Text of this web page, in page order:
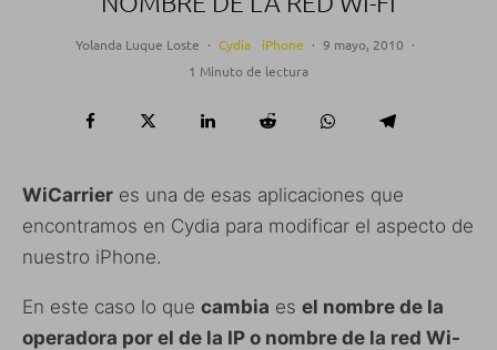
Yolanda Luque Loste · Cydia iPhone · 9 mayo, 2010 ·
1 Minuto de lectura
WiCarrier es una de esas aplicaciones que
encontramos en Cydia para modificar el aspecto de
nuestro iPhone.
En este caso lo que cambia es el nombre de la
operadora por el de la IP o nombre de la red Wi-